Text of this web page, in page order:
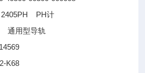
PH计
通用型导轨
K68